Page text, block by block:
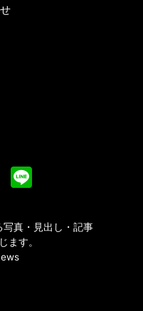
真・見出し・記事
ます。